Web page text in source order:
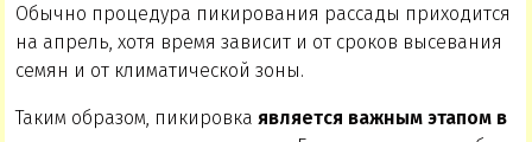
Обычно процедура пикирования рассады приходится
на апрель, хотя время зависит и от сроков высевания
семян и от климатической зоны.
Таким образом, пикировкаявляется важным этапом в